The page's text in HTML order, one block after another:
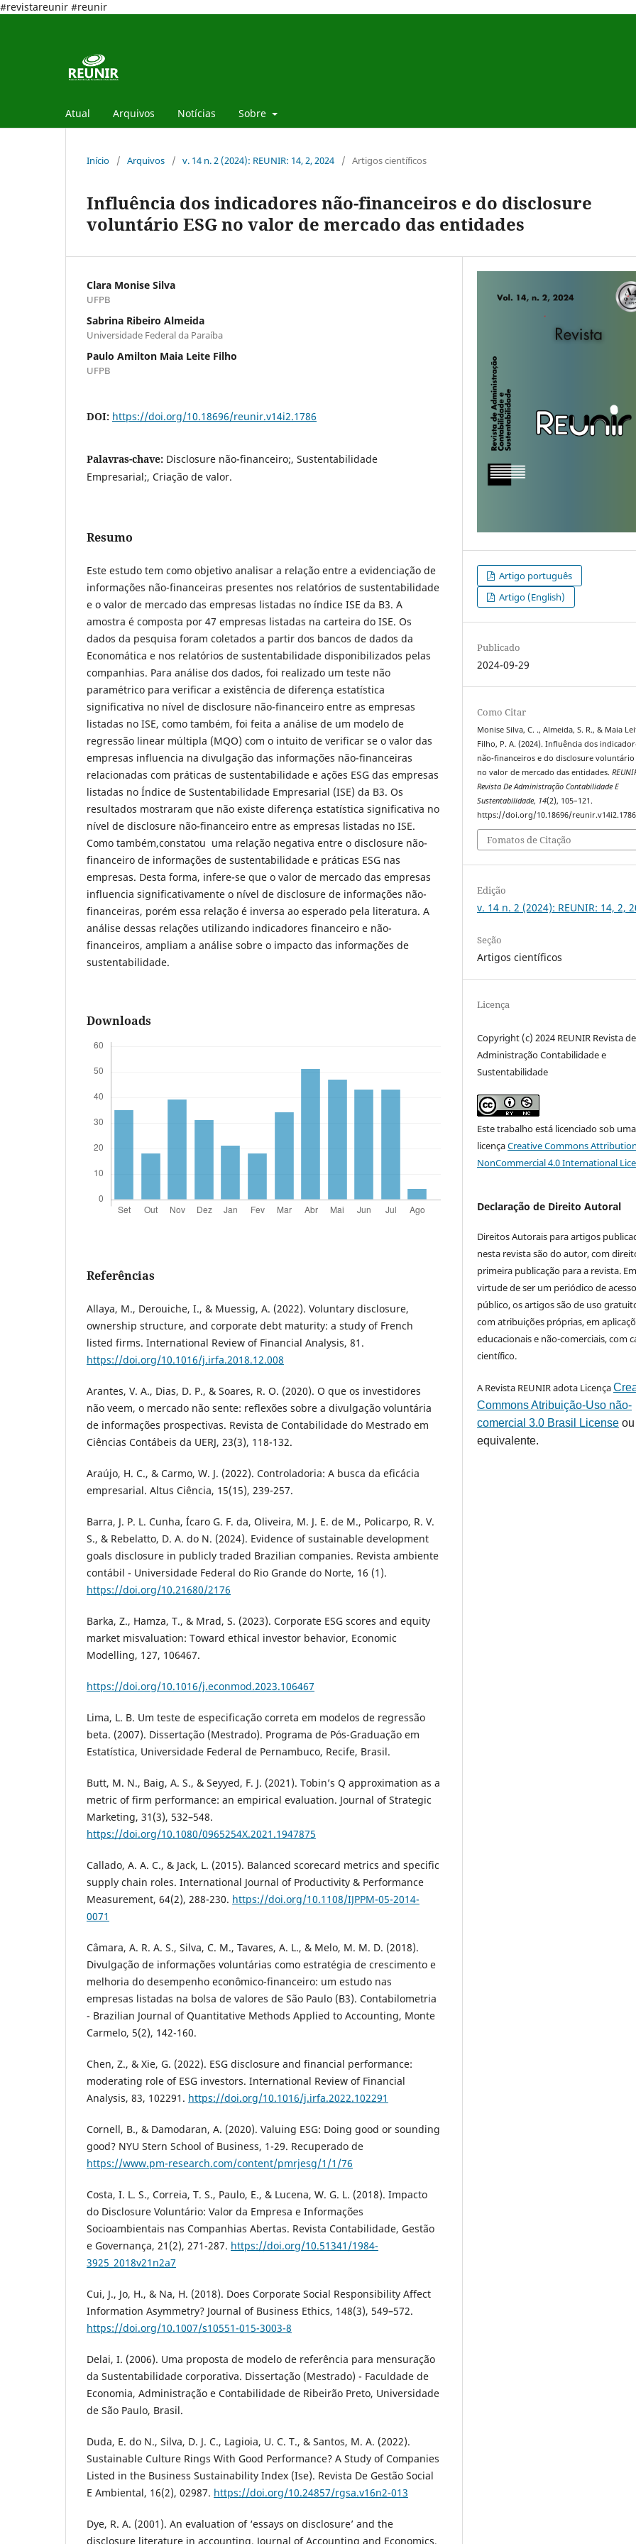
#revistareunir #reunir
Atual Arquivos Notícias Sobre
Início / Arquivos / v. 14 n. 2 (2024): REUNIR: 14, 2, 2024 / Artigos científicos
Influência dos indicadores não-financeiros e do disclosure
voluntário ESG no valor de mercado das entidades
Clara Monise Silva
UFPB
Sabrina Ribeiro Almeida
Universidade Federal da Paraíba
Paulo Amilton Maia Leite Filho
UFPB
DOI: https://doi.org/10.18696/reunir.v14i2.1786
Palavras-chave: Disclosure não-financeiro;, Sustentabilidade
Empresarial;, Criação de valor.
Resumo
Este estudo tem como objetivo analisar a relação entre a evidenciação de
informações não-financeiras presentes nos relatórios de sustentabilidade
e o valor de mercado das empresas listadas no índice ISE da B3. A
amostra é composta por 47 empresas listadas na carteira do ISE. Os
dados da pesquisa foram coletados a partir dos bancos de dados da
Economática e nos relatórios de sustentabilidade disponibilizados pelas
companhias. Para análise dos dados, foi realizado um teste não
paramétrico para verificar a existência de diferença estatística
significativa no nível de disclosure não-financeiro entre as empresas
listadas no ISE, como também, foi feita a análise de um modelo de
regressão linear múltipla (MQO) com o intuito de verificar se o valor das
empresas influencia na divulgação das informações não-financeiras
relacionadas com práticas de sustentabilidade e ações ESG das empresas
listadas no Índice de Sustentabilidade Empresarial (ISE) da B3. Os
resultados mostraram que não existe diferença estatística significativa no
nível de disclosure não-financeiro entre as empresas listadas no ISE.
Como também,constatou uma relação negativa entre o disclosure não-
financeiro de informações de sustentabilidade e práticas ESG nas
empresas. Desta forma, infere-se que o valor de mercado das empresas
influencia significativamente o nível de disclosure de informações não-
financeiras, porém essa relação é inversa ao esperado pela literatura. A
análise dessas relações utilizando indicadores financeiro e não-
financeiros, ampliam a análise sobre o impacto das informações de
sustentabilidade.
Downloads
Referências
Allaya, M., Derouiche, I., & Muessig, A. (2022). Voluntary disclosure,
ownership structure, and corporate debt maturity: a study of French
listed firms. International Review of Financial Analysis, 81.
https://doi.org/10.1016/j.irfa.2018.12.008
Arantes, V. A., Dias, D. P., & Soares, R. O. (2020). O que os investidores
não veem, o mercado não sente: reflexões sobre a divulgação voluntária
de informações prospectivas. Revista de Contabilidade do Mestrado em
Ciências Contábeis da UERJ, 23(3), 118-132.
Araújo, H. C., & Carmo, W. J. (2022). Controladoria: A busca da eficácia
empresarial. Altus Ciência, 15(15), 239-257.
Barra, J. P. L. Cunha, Ícaro G. F. da, Oliveira, M. J. E. de M., Policarpo, R. V.
S., & Rebelatto, D. A. do N. (2024). Evidence of sustainable development
goals disclosure in publicly traded Brazilian companies. Revista ambiente
contábil - Universidade Federal do Rio Grande do Norte, 16 (1).
https://doi.org/10.21680/2176
Barka, Z., Hamza, T., & Mrad, S. (2023). Corporate ESG scores and equity
market misvaluation: Toward ethical investor behavior, Economic
Modelling, 127, 106467.
https://doi.org/10.1016/j.econmod.2023.106467
Lima, L. B. Um teste de especificação correta em modelos de regressão
beta. (2007). Dissertação (Mestrado). Programa de Pós-Graduação em
Estatística, Universidade Federal de Pernambuco, Recife, Brasil.
Butt, M. N., Baig, A. S., & Seyyed, F. J. (2021). Tobin’s Q approximation as a
metric of firm performance: an empirical evaluation. Journal of Strategic
Marketing, 31(3), 532–548.
https://doi.org/10.1080/0965254X.2021.1947875
Callado, A. A. C., & Jack, L. (2015). Balanced scorecard metrics and specific
supply chain roles. International Journal of Productivity & Performance
Measurement, 64(2), 288-230. https://doi.org/10.1108/IJPPM-05-2014-
0071
Câmara, A. R. A. S., Silva, C. M., Tavares, A. L., & Melo, M. M. D. (2018).
Divulgação de informações voluntárias como estratégia de crescimento e
melhoria do desempenho econômico-financeiro: um estudo nas
empresas listadas na bolsa de valores de São Paulo (B3). Contabilometria
- Brazilian Journal of Quantitative Methods Applied to Accounting, Monte
Carmelo, 5(2), 142-160.
Chen, Z., & Xie, G. (2022). ESG disclosure and financial performance:
moderating role of ESG investors. International Review of Financial
Analysis, 83, 102291. https://doi.org/10.1016/j.irfa.2022.102291
Cornell, B., & Damodaran, A. (2020). Valuing ESG: Doing good or sounding
good? NYU Stern School of Business, 1-29. Recuperado de
https://www.pm-research.com/content/pmrjesg/1/1/76
Costa, I. L. S., Correia, T. S., Paulo, E., & Lucena, W. G. L. (2018). Impacto
do Disclosure Voluntário: Valor da Empresa e Informações
Socioambientais nas Companhias Abertas. Revista Contabilidade, Gestão
e Governança, 21(2), 271-287. https://doi.org/10.51341/1984-
3925_2018v21n2a7
Cui, J., Jo, H., & Na, H. (2018). Does Corporate Social Responsibility Affect
Information Asymmetry? Journal of Business Ethics, 148(3), 549–572.
https://doi.org/10.1007/s10551-015-3003-8
Delai, I. (2006). Uma proposta de modelo de referência para mensuração
da Sustentabilidade corporativa. Dissertação (Mestrado) - Faculdade de
Economia, Administração e Contabilidade de Ribeirão Preto, Universidade
de São Paulo, Brasil.
Duda, E. do N., Silva, D. J. C., Lagioia, U. C. T., & Santos, M. A. (2022).
Sustainable Culture Rings With Good Performance? A Study of Companies
Listed in the Business Sustainability Index (Ise). Revista De Gestão Social
E Ambiental, 16(2), 02987. https://doi.org/10.24857/rgsa.v16n2-013
Dye, R. A. (2001). An evaluation of ‘essays on disclosure’ and the
disclosure literature in accounting. Journal of Accounting and Economics,
Artigo português
Artigo (English)
Publicado
2024-09-29
Como Citar
Monise Silva, C. ., Almeida, S. R., & Maia
Filho, P. A. (2024). Influência dos
não-financeiros e do disclosure voluntário
no valor de mercado das entidades.
Revista De Administração Contabilidade E
Sustentabilidade, 14(2), 105–121.
https://doi.org/10.18696/reunir.v14i2.1786
Fomatos de Citação
Edição
v. 14 n. 2 (2024): REUNIR: 14, 2,
Seção
Artigos científicos
Licença
Copyright (c) 2024 REUNIR Revista de
Administração Contabilidade e
Sustentabilidade
Este trabalho está licenciado sob uma
licençaCreative Commons
NonCommercial 4.0 International
Declaração de Direito Autoral
Direitos Autorais para artigos
nesta revista são do autor, com
primeira publicação para a revista. Em
virtude de ser um periódico de acesso
público, os artigos são de uso
com atribuições próprias, em
educacionais e não-comerciais, com
científico.
A Revista REUNIR adota Licença
Commons Atribuição-Uso não-
comercial 3.0 Brasil License
equivalente.